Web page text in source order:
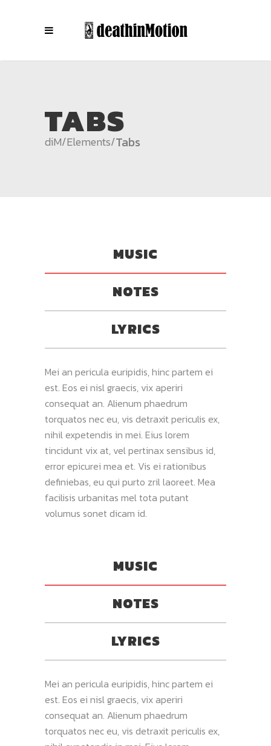
TABS
diM/Elements/Tabs
MUSIC
NOTES
LYRICS
Mei an pericula euripidis, hinc partem ei
est. Eos ei nisl graecis, vix aperiri
consequat an. Alienum phaedrum
torquatos nec eu, vis detraxit periculis ex,
nihil expetendis in mei. Eius lorem
tincidunt vix at, vel pertinax sensibus id,
error epicurei mea et. Vis ei rationibus
definiebas, eu qui purto zril laoreet. Mea
facilisis urbanitas mel tota putant
volumus sonet dicam id.
MUSIC
NOTES
LYRICS
Mei an pericula euripidis, hinc partem ei
est. Eos ei nisl graecis, vix aperiri
consequat an. Alienum phaedrum
torquatos nec eu, vis detraxit periculis ex,